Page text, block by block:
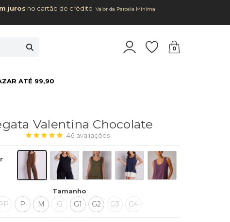
juros no cartão de crédito Valor da Parcela Mínima
0
ATÉ 99,90
Valentina Chocolate
46 avaliações
Tamanho
P M G G1 G2 G3 G4